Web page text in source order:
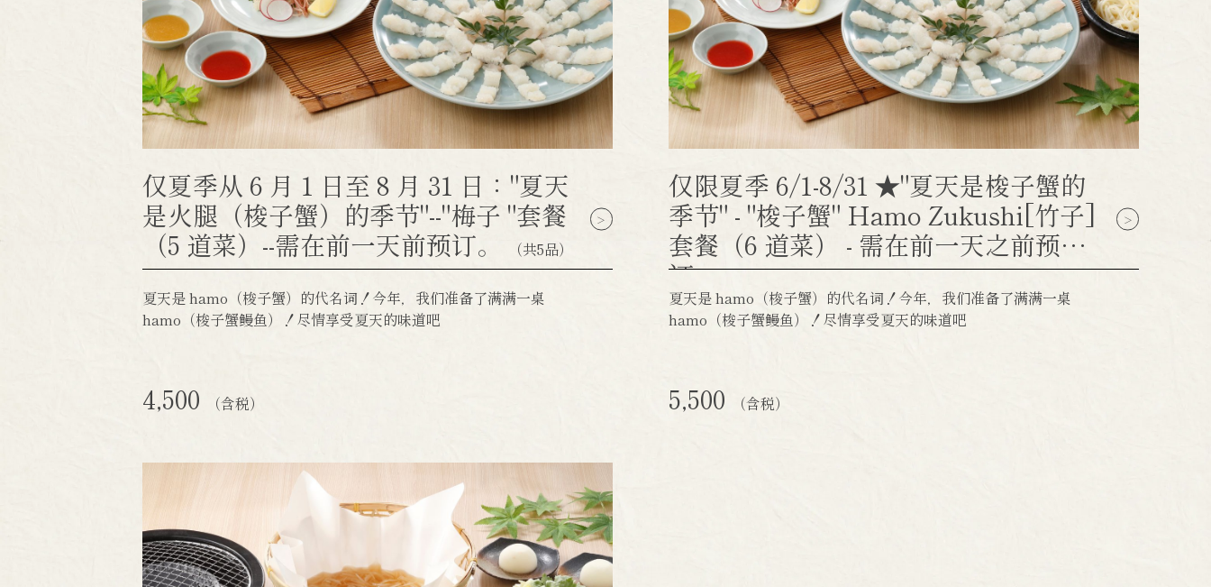
仅夏季从 6 月 1 日至 8 月 31 日："夏天
是火腿（梭子蟹）的季节"--"梅子 "套餐
（5 道菜）--需在前一天前预订。
（共5品）
夏天是 hamo（梭子蟹）的代名词！今年，我们准备了满满一桌
hamo（梭子蟹鳗鱼）！尽情享受夏天的味道吧
4,500 （含税）
仅限夏季 6/1-8/31 ★"夏天是梭子蟹的
季节" - "梭子蟹" Hamo Zukushi[竹子]
套餐（6 道菜） - 需在前一天之前预
订。
夏天是 hamo（梭子蟹）的代名词！今年，我们准备了满满一桌
hamo（梭子蟹鳗鱼）！尽情享受夏天的味道吧
5,500 （含税）